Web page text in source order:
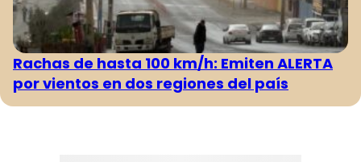
Rachas de hasta 100 km/h: Emiten ALERTA
por vientos en dos regiones del país